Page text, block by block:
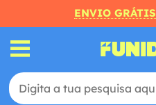
ENVIO GRÁTIS